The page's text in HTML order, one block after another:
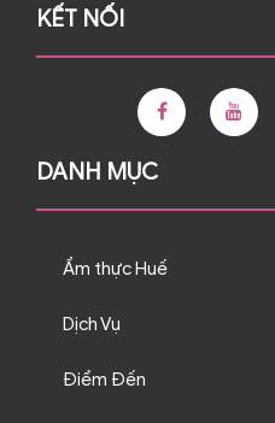
KẾT NỐI
DANH MỤC
Ẩm thực Huế
Dịch Vụ
Điểm Đến